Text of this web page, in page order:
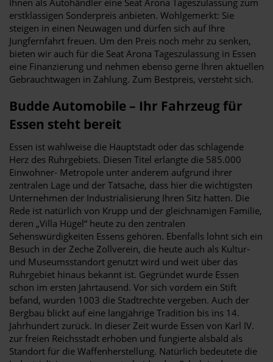
erstklassigen Sonderpreis anbieten. Wohlgemerkt: Sie
steigen in einen Neuwagen und dürfen sich auf Ihre
Jungfernfahrt freuen. Um den Preis noch mehr zu senken,
bieten wir auch für die Seat Arona Tageszulassung in Essen
eine Finanzierung und nehmen ebenso gerne Ihren aktuellen
Gebrauchtwagen in Zahlung. Zum Bestpreis, versteht sich.
Budde Automobile – Ihr Fahrzeug für
Essen steht bereit
Essen ist wahlweise die Hauptstadt oder das schlagende
Herz des Ruhrgebiets. Diesen Titel erlangte die 585.000
Einwohner- Metropole unter anderem aufgrund ihrer
zentralen Lage und der Tatsache, dass hier die wichtigsten
Unternehmen der Industrialisierung Ihren Sitz hatten. Die
Rede ist natürlich von Krupp und der gleichnamigen Familie,
deren „Villa Hügel“ heute zu den zentralen
Sehenswürdigkeiten Essens gehören. Ebenfalls lohnt sich ein
Besuch in der Zeche Zollverein, die heute auch als Kultur-
und Museumsstandort genutzt wird und weit über das
Ruhrgebiet hinaus bekannt ist. Gegründet wurde Essen
schon im ersten Jahrtausend. Vor sich vordem ein Stift
befand, wurden 1003 die Stadtrechte vergeben. Auch der
Bergbau blickt auf eine langjährige Tradition bis ins 14.
Jahrhundert zurück. In dieser Zeit wurde Essen von Karl IV.
zur freien Reichsstadt erhoben und fungierte alsbald als
Standort für die Waffenherstellung. Natürlich bedeutete die